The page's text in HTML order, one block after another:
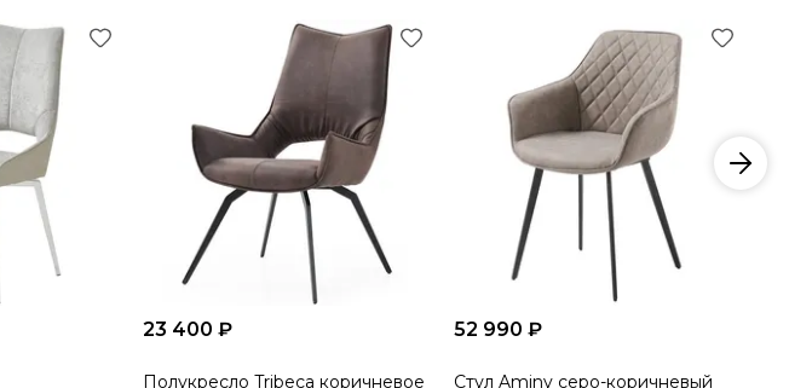
23 400 ₽
Полукресло Tribeca коричневое
52 990 ₽
Стул Aminy серо-коричневый